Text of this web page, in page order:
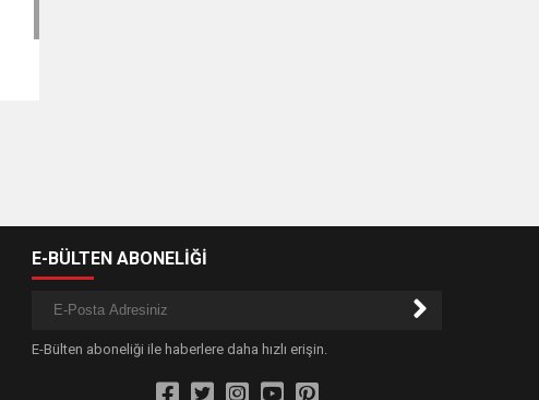
E-BÜLTEN ABONELİĞİ
E-Bülten aboneliği ile haberlere daha hızlı erişin.